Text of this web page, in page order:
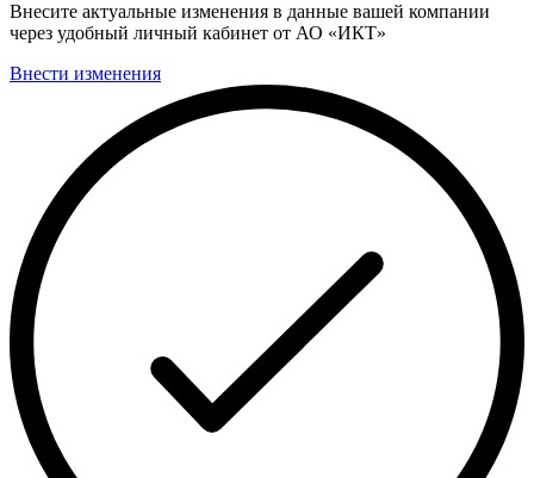
Внесите актуальные изменения в данные вашей компании
через удобный личный кабинет от АО «ИКТ»
Внести изменения